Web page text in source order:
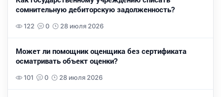
сомнительную дебиторскую задолженность?
122 0 28 июля 2026
Может ли помощник оценщика без сертификата
осматривать объект оценки?
101 0 28 июля 2026